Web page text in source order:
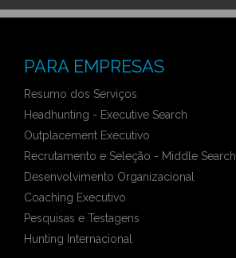
PARA EMPRESAS
Resumo dos Serviços
Headhunting - Executive Search
Outplacement Executivo
Recrutamento e Seleção - Middle Search
Desenvolvimento Organizacional
Coaching Executivo
Pesquisas e Testagens
Hunting Internacional